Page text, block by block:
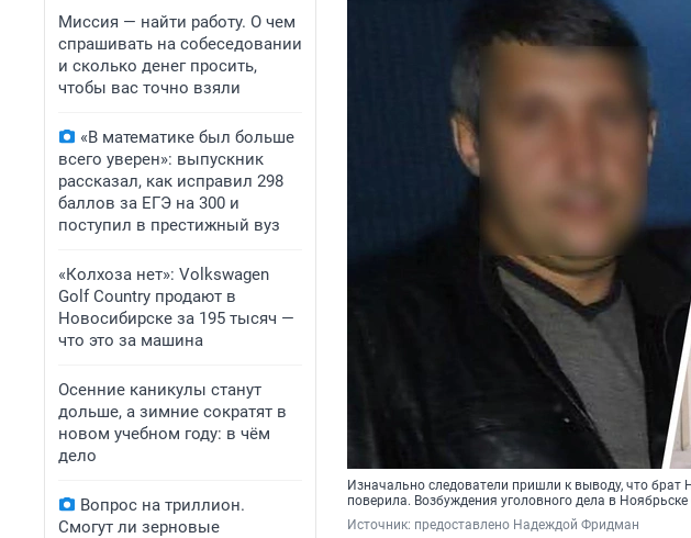
Миссия — найти работу. О чем
спрашивать на собеседовании
и сколько денег просить,
чтобы вас точно взяли
«В математике был больше
всего уверен»: выпускник
рассказал, как исправил 298
баллов за ЕГЭ на 300 и
поступил в престижный вуз
«Колхоза нет»: Volkswagen
Golf Сountry продают в
Новосибирске за 195 тысяч —
что это за машина
Осенние каникулы станут
дольше, а зимние сократят в
новом учебном году: в чём
дело
Вопрос на триллион.
Смогут ли зерновые
Изначально следователи пришли к выводу, что
поверила. Возбуждения уголовного дела в
Источник: предоставлено Надеждой Фридман